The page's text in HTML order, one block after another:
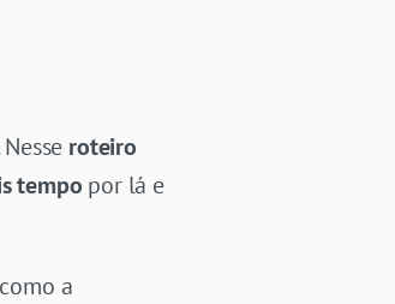
roteiro
tempo por lá e
a